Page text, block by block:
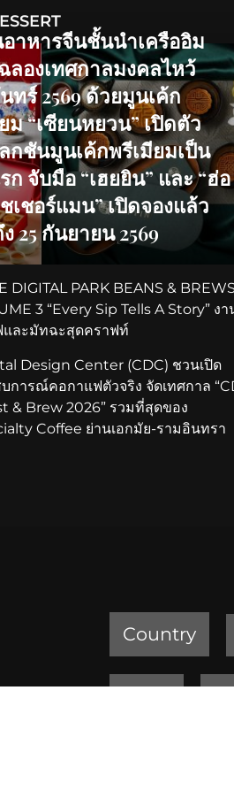
อาหารจีนชั้นนำเครืออิม
ลองเทศกาลมงคลไหว้
ทร์ 2569 ด้วยมูนเค้ก
ม “เซียนหยวน” เปิดตัว
กชันมูนเค้กพรีเมียมเป็น
ก จับมือ “เฮยยิน” และ “ฮ่อ
เชอร์แมน” เปิดจองแล้ว
25 กันยายน 2569
DIGITAL PARK BEANS & BREWS
3 “Every Sip Tells A Story” งา
และมัทฉะสุดคราฟท์
Design Center (CDC) ชวนเปิด
การณ์คอกาแฟตัวจริง จัดเทศกาล
& Brew 2026” รวมที่สุดของ
Coffee ย่านเอกมัย-รามอินทรา
Country